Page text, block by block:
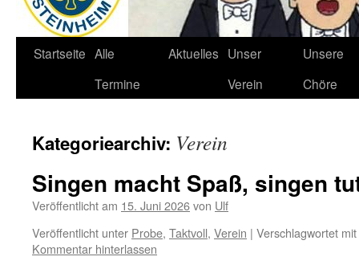
Startseite Alle
Termine
Aktuelles Unser
Verein
Unsere
Chöre
Kategoriearchiv: Verein
Singen macht Spaß, singen
Veröffentlicht am 15. Juni 2026von Ulf
Veröffentlicht unter Probe, Taktvoll, Verein | Verschlagwortet mit
Kommentar hinterlassen